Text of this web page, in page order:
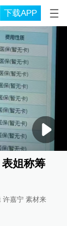
下载APP
姐称筹
许嘉宁 素材来